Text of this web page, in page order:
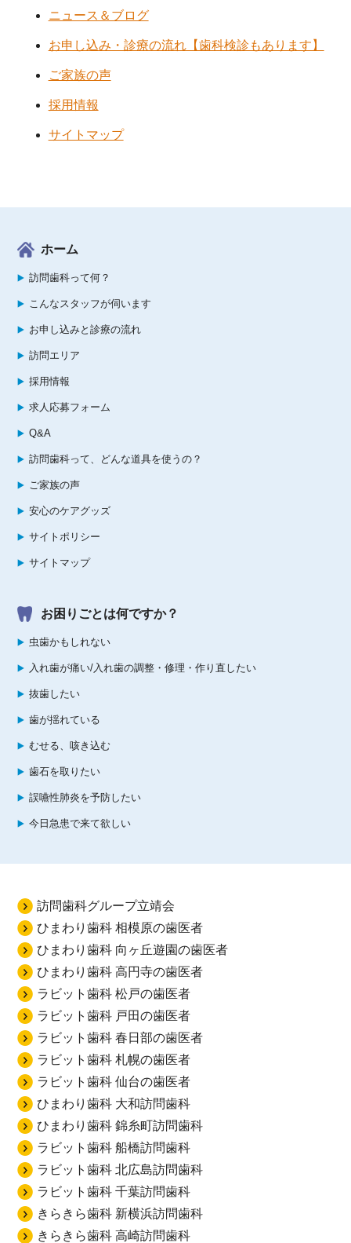
ニュース＆ブログ
お申し込み・診療の流れ【歯科検診もあります】
ご家族の声
採用情報
サイトマップ
ホーム
訪問歯科って何？
こんなスタッフが伺います
お申し込みと診療の流れ
訪問エリア
採用情報
求人応募フォーム
Q&A
訪問歯科って、どんな道具を使うの？
ご家族の声
安心のケアグッズ
サイトポリシー
サイトマップ
お困りごとは何ですか？
虫歯かもしれない
入れ歯が痛い/入れ歯の調整・修理・作り直したい
抜歯したい
歯が揺れている
むせる、咳き込む
歯石を取りたい
誤嚥性肺炎を予防したい
今日急患で来て欲しい
訪問歯科グループ立靖会
ひまわり歯科 相模原の歯医者
ひまわり歯科 向ヶ丘遊園の歯医者
ひまわり歯科 高円寺の歯医者
ラビット歯科 松戸の歯医者
ラビット歯科 戸田の歯医者
ラビット歯科 春日部の歯医者
ラビット歯科 札幌の歯医者
ラビット歯科 仙台の歯医者
ひまわり歯科 大和訪問歯科
ひまわり歯科 錦糸町訪問歯科
ラビット歯科 船橋訪問歯科
ラビット歯科 北広島訪問歯科
ラビット歯科 千葉訪問歯科
きらきら歯科 新横浜訪問歯科
きらきら歯科 高崎訪問歯科